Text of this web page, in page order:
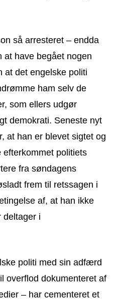
så arresteret – endda
at have begået nogen
at det engelske politi
ham selv de
som ellers udgør
demokrati. Seneste nyt
at han er blevet sigtet og
politiets
fra søndagens
frem til retssagen i
af, at han ikke
deltager i
politi med sin adfærd
overflod dokumenteret af
– har cementeret et